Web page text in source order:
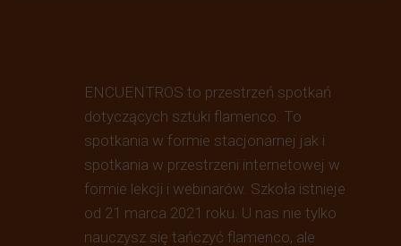
ENCUENTROS to przestrzeń spotkań
dotyczących sztuki flamenco. To
spotkania w formie stacjonarnej jak i
spotkania w przestrzeni internetowej w
formie lekcji i webinarów. Szkoła istnieje
od 21 marca 2021 roku. U nas nie tylko
nauczysz się tańczyć flamenco, ale